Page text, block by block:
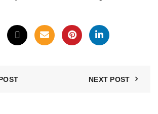
NEXT POST